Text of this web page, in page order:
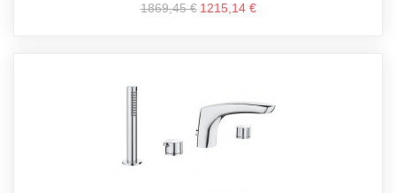
1869,45 € 1215,14 €